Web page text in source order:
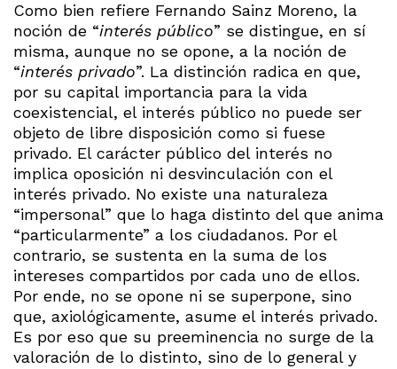
Como bien refiere Fernando Sainz Moreno, la
noción de “interés público” se distingue, en sí
misma, aunque no se opone, a la noción de
“interés privado”. La distinción radica en que,
por su capital importancia para la vida
coexistencial, el interés público no puede ser
objeto de libre disposición como si fuese
privado. El carácter público del interés no
implica oposición ni desvinculación con el
interés privado. No existe una naturaleza
“impersonal” que lo haga distinto del que anima
“particularmente” a los ciudadanos. Por el
contrario, se sustenta en la suma de los
intereses compartidos por cada uno de ellos.
Por ende, no se opone ni se superpone, sino
que, axiológicamente, asume el interés privado.
Es por eso que su preeminencia no surge de la
valoración de lo distinto, sino de lo general y